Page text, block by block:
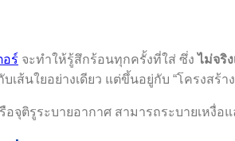
อร์ จะทำให้รู้สึกร้อนทุกครั้งที่ใส่ ซึ่งไม่จริ
ส้นใยอย่างเดียว แต่ขึ้นอยู่กับ “โครงสร้าง
อจุติรูระบายอากาศ สามารถระบายเห